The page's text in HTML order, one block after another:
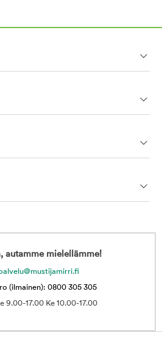
autamme mielellämme!
(ilmainen): 0800 305 305
9.00-17.00 Ke 10.00-17.00